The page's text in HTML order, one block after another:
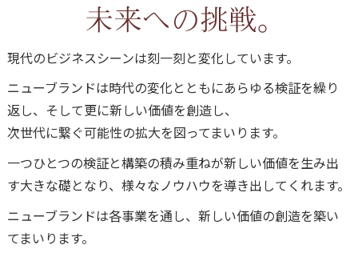
現代のビジネスシーンは刻一刻と変化しています。
ニューブランドは時代の変化とともにあらゆる検証を繰り
返し、そして更に新しい価値を創造し、
次世代に繋ぐ可能性の拡大を図ってまいります。
一つひとつの検証と構築の積み重ねが新しい価値を生み出
す大きな礎となり、様々なノウハウを導き出してくれます。
ニューブランドは各事業を通し、新しい価値の創造を築い
てまいります。